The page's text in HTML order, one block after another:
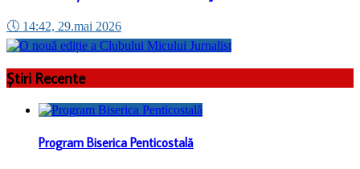
🕔 14:42, 29.mai 2026
Știri Recente
Program Biserica Penticostală